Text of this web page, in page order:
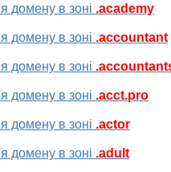
домену в зоні .academy
домену в зоні .accountant
домену в зоні
домену в зоні .acct.pro
домену в зоні .actor
домену в зоні .adult